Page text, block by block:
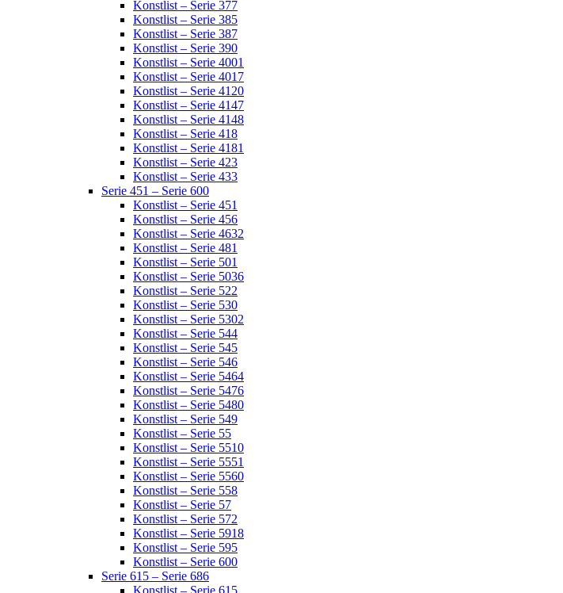
Konstlist – Serie 377
Konstlist – Serie 385
Konstlist – Serie 387
Konstlist – Serie 390
Konstlist – Serie 4001
Konstlist – Serie 4017
Konstlist – Serie 4120
Konstlist – Serie 4147
Konstlist – Serie 4148
Konstlist – Serie 418
Konstlist – Serie 4181
Konstlist – Serie 423
Konstlist – Serie 433
Serie 451 – Serie 600
Konstlist – Serie 451
Konstlist – Serie 456
Konstlist – Serie 4632
Konstlist – Serie 481
Konstlist – Serie 501
Konstlist – Serie 5036
Konstlist – Serie 522
Konstlist – Serie 530
Konstlist – Serie 5302
Konstlist – Serie 544
Konstlist – Serie 545
Konstlist – Serie 546
Konstlist – Serie 5464
Konstlist – Serie 5476
Konstlist – Serie 5480
Konstlist – Serie 549
Konstlist – Serie 55
Konstlist – Serie 5510
Konstlist – Serie 5551
Konstlist – Serie 5560
Konstlist – Serie 558
Konstlist – Serie 57
Konstlist – Serie 572
Konstlist – Serie 5918
Konstlist – Serie 595
Konstlist – Serie 600
Serie 615 – Serie 686
Konstlist – Serie 615